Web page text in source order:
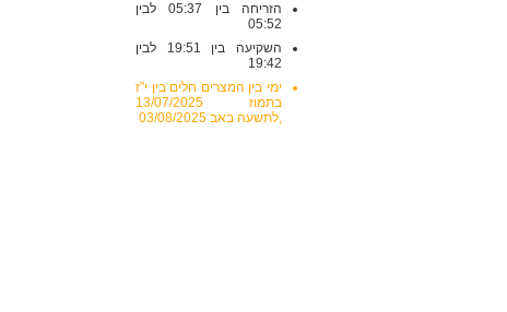
הזריחה בין 05:37 לבין
05:52
השקיעה בין 19:51 לבין
19:42
ימי בין המצרים חלים בין י"ז
בתמוז 13/07/2025
,לתשעה באב 03/08/2025